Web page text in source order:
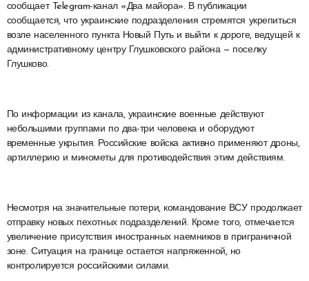
сообщает Telegram-канал «Два майора». В публикации
сообщается, что украинские подразделения стремятся укрепиться
возле населенного пункта Новый Путь и выйти к дороге, ведущей к
административному центру Глушковского района — поселку
Глушково.
По информации из канала, украинские военные действуют
небольшими группами по два-три человека и оборудуют
временные укрытия. Российские войска активно применяют дроны,
артиллерию и минометы для противодействия этим действиям.
Несмотря на значительные потери, командование ВСУ продолжает
отправку новых пехотных подразделений. Кроме того, отмечается
увеличение присутствия иностранных наемников в приграничной
зоне. Ситуация на границе остается напряженной, но
контролируется российскими силами.